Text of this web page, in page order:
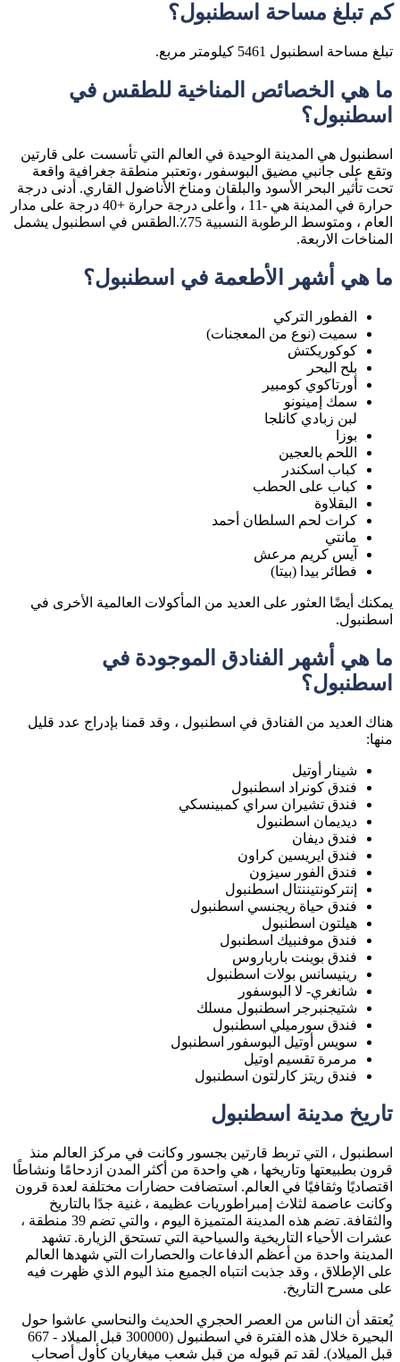
كم تبلغ مساحة اسطنبول؟
تبلغ مساحة اسطنبول 5461 كيلومتر مربع.
ما هي الخصائص المناخية للطقس في
اسطنبول؟
اسطنبول هي المدينة الوحيدة في العالم التي تأسست على قارتين
وتقع على جانبي مضيق البوسفور ،وتعتبر منطقة جغرافية واقعة
تحت تأثير البحر الأسود والبلقان ومناخ الأناضول القاري. أدنى درجة
حرارة في المدينة هي -11 ، وأعلى درجة حرارة +40 درجة على مدار
العام ، ومتوسط الرطوبة النسبية 75٪.الطقس في اسطنبول يشمل
المناخات الاربعة.
ما هي أشهر الأطعمة في اسطنبول؟
الفطور التركي
سميت (نوع من المعجنات)
كوكوريكتش
بلح البحر
أورتاكوي كومبير
سمك إمينونو
لبن زبادي كانلجا
بوزا
اللحم بالعجين
كباب اسكندر
كباب على الحطب
البقلاوة
كرات لحم السلطان أحمد
مانتي
آيس كريم مرعش
فطائر بيدا (بيتا)
يمكنك أيضًا العثور على العديد من المأكولات العالمية الأخرى في
اسطنبول.
ما هي أشهر الفنادق الموجودة في
اسطنبول؟
هناك العديد من الفنادق في اسطنبول ، وقد قمنا بإدراج عدد قليل
منها:
شينار أوتيل
فندق كونراد اسطنبول
فندق تشيران سراي كمبينسكي
ديديمان اسطنبول
فندق ديفان
فندق ايريسين كراون
فندق الفور سيزون
إنتركونتيننتال اسطنبول
فندق حياة ريجنسي اسطنبول
هيلتون اسطنبول
فندق موفنبيك اسطنبول
فندق بوينت بارباروس
رينيسانس بولات اسطنبول
شانغري- لا البوسفور
شتيجنبرجر اسطنبول مسلك
فندق سورميلي اسطنبول
سويس أوتيل البوسفور اسطنبول
مرمرة تقسيم اوتيل
فندق ريتز كارلتون اسطنبول
تاريخ مدينة اسطنبول
اسطنبول ، التي تربط قارتين بجسور وكانت في مركز العالم منذ
قرون بطبيعتها وتاريخها ، هي واحدة من أكثر المدن ازدحامًا ونشاطًا
اقتصاديًا وثقافيًا في العالم. استضافت حضارات مختلفة لعدة قرون
وكانت عاصمة لثلاث إمبراطوريات عظيمة ، غنية جدًا بالتاريخ
والثقافة. تضم هذه المدينة المتميزة اليوم ، والتي تضم 39 منطقة ،
عشرات الأحياء التاريخية والسياحية التي تستحق الزيارة. تشهد
المدينة واحدة من أعظم الدفاعات والحصارات التي شهدها العالم
على الإطلاق ، وقد جذبت انتباه الجميع منذ اليوم الذي ظهرت فيه
على مسرح التاريخ.
يُعتقد أن الناس من العصر الحجري الحديث والنحاسي عاشوا حول
البحيرة خلال هذه الفترة في اسطنبول (300000 قبل الميلاد - 667
قبل الميلاد). لقد تم قبوله من قبل شعب ميغاريان كأول أصحاب